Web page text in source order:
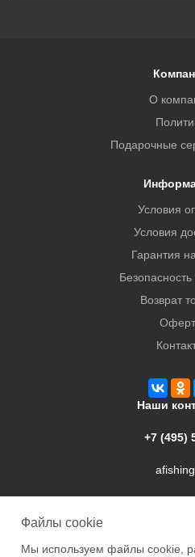
О
Подарочные
Условия
Условия
Гарантия
Безопасность
Возврат
Наши
+7 (495)
Файлы cookie
Мы используем файлы cookie,